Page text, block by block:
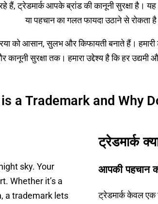
हैं, ट्रेडमार्क आपके ब्रांड की कानूनी सुरक्षा
या पहचान का गलत फायदा उठाने से रोकता
को आसान, सुलभ और किफायती बनाते हैं।
सुरक्षा तक। हमारा उद्देश्य है कि हर
a Trademark and Why
sky. Your
Whether it’s a
a trademark lets
ट्रेडमार्क
आपकी पहचान
ट्रेडमार्क केवल एक